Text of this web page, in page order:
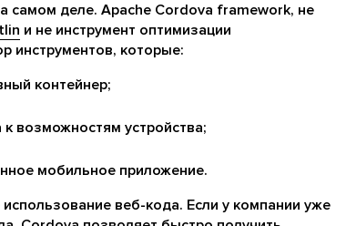
самом деле. Apache Cordova framework, не
и не инструмент оптимизации
инструментов, которые:
контейнер;
возможностям устройства;
мобильное приложение.
веб-кода. Если у компании уже